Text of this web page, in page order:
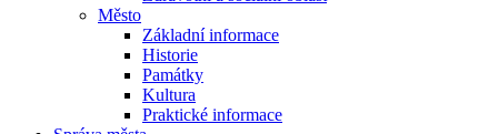
Město
Základní informace
Historie
Památky
Kultura
Praktické informace